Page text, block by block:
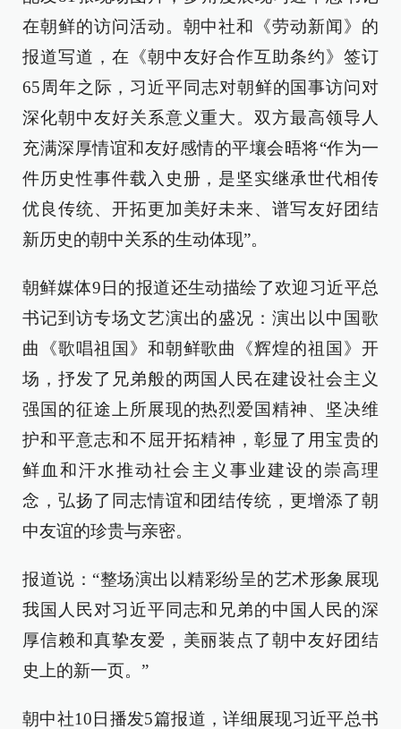
在朝鲜的访问活动。朝中社和《劳动新闻》的
报道写道，在《朝中友好合作互助条约》签订
65周年之际，习近平同志对朝鲜的国事访问对
深化朝中友好关系意义重大。双方最高领导人
充满深厚情谊和友好感情的平壤会晤将“作为一
件历史性事件载入史册，是坚实继承世代相传
优良传统、开拓更加美好未来、谱写友好团结
新历史的朝中关系的生动体现”。
朝鲜媒体9日的报道还生动描绘了欢迎习近平总
书记到访专场文艺演出的盛况：演出以中国歌
曲《歌唱祖国》和朝鲜歌曲《辉煌的祖国》开
场，抒发了兄弟般的两国人民在建设社会主义
强国的征途上所展现的热烈爱国精神、坚决维
护和平意志和不屈开拓精神，彰显了用宝贵的
鲜血和汗水推动社会主义事业建设的崇高理
念，弘扬了同志情谊和团结传统，更增添了朝
中友谊的珍贵与亲密。
报道说：“整场演出以精彩纷呈的艺术形象展现
我国人民对习近平同志和兄弟的中国人民的深
厚信赖和真挚友爱，美丽装点了朝中友好团结
史上的新一页。”
朝中社10日播发5篇报道，详细展现习近平总书